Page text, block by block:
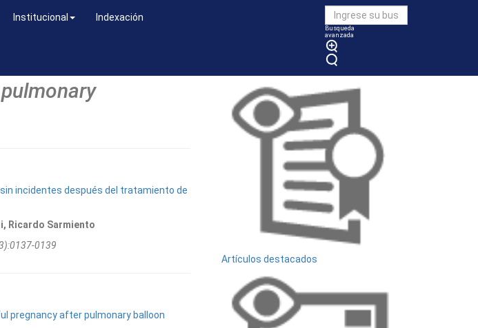
Institucional Indexación
Busqueda
avanzada
incidentes después del tratamiento de
Ricardo Sarmiento
0139
pregnancy after pulmonary balloon
Artículos destacados